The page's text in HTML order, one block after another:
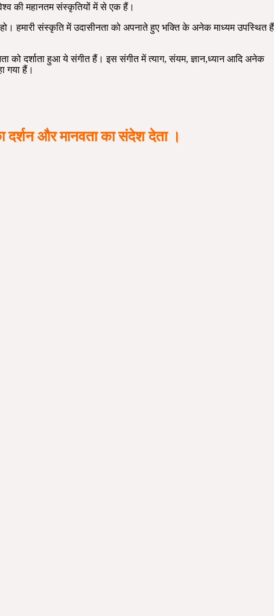
की महानतम संस्कृतियों में से एक हैं।
हमारी संस्कृति में उदासीनता को अपनाते हुए भक्ति के अनेक माध्यम उपस्थित हैं
को दर्शाता हुआ ये संगीत हैं। इस संगीत में त्याग, संयम, ज्ञान,ध्यान आदि अनेक
गया हैं।
और मानवता का संदेश देता ।